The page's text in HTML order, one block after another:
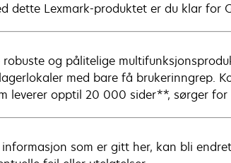
dette Lexmark-produktet er du klar for
robuste og pålitelige
med bare få brukerinngrep.
leverer opptil 20 000 sider**, sørger
som er gitt her, kan bli